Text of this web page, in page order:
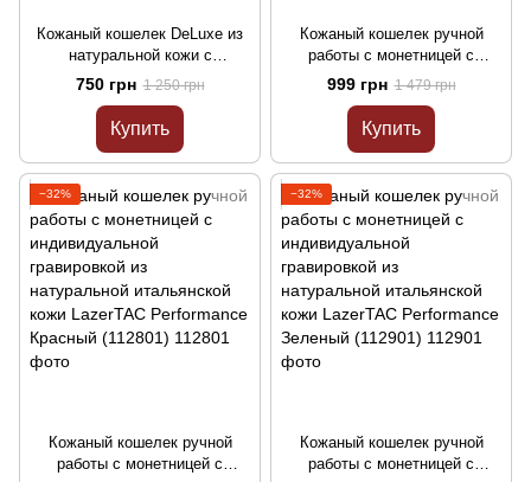
Кожаный кошелек DeLuxe из
натуральной кожи с
индивидуальной гравировкой
LazerTAC Коньячный (112301)
750 грн 1 250 грн
Купить
Кожаный кошелек ручной
работы с монетницей с
индивидуальной гравировкой
из натуральной итальянской
кожи LazerTAC Performance
Черный (112701)
999 грн 1 479 грн
Купить
−32%
Кожаный кошелек ручной
работы с монетницей с
−32%
Кожаный кошелек ручной
работы с монетницей с